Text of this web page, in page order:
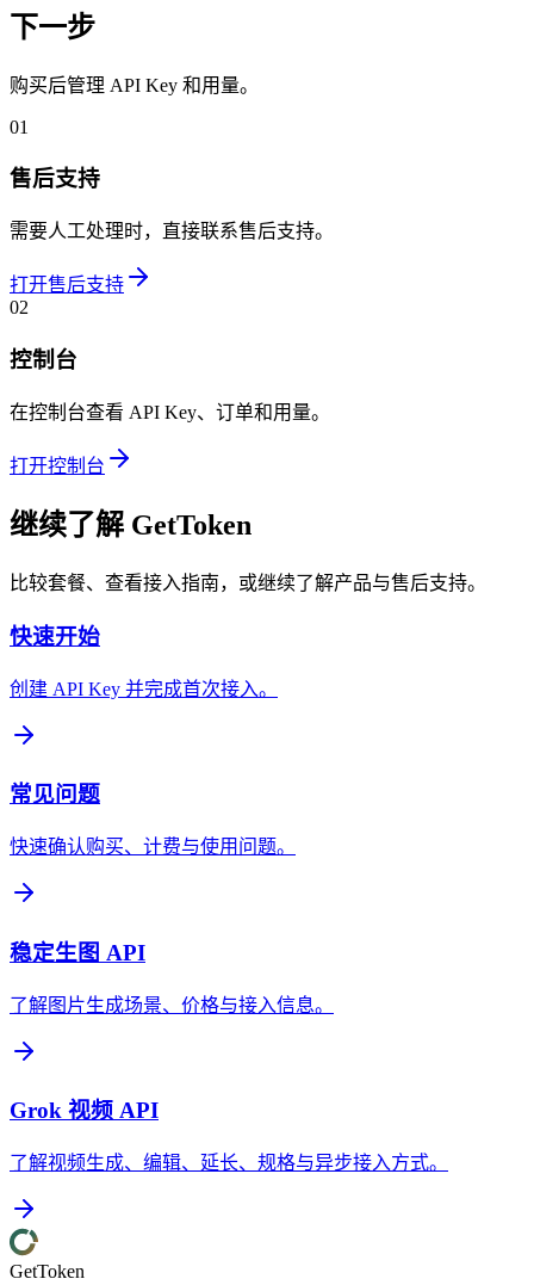
下一步
购买后管理 API Key 和用量。
01
售后支持
需要人工处理时，直接联系售后支持。
打开售后支持
02
控制台
在控制台查看 API Key、订单和用量。
打开控制台
继续了解 GetToken
比较套餐、查看接入指南，或继续了解产品与售后支持。
快速开始
创建 API Key 并完成首次接入。
常见问题
快速确认购买、计费与使用问题。
稳定生图 API
了解图片生成场景、价格与接入信息。
Grok 视频 API
了解视频生成、编辑、延长、规格与异步接入方式。
GetToken